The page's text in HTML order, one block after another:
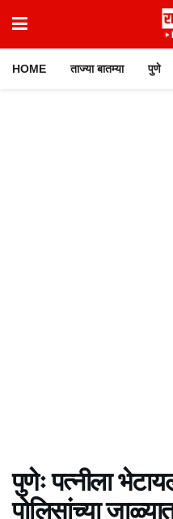
HOME ताज्या बातम्या पुणे
पुणेः पत्नीला
पोलिसांच्या